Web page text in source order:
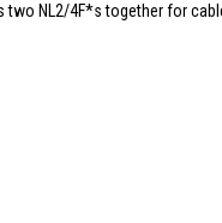
two NL2/4F*s together for